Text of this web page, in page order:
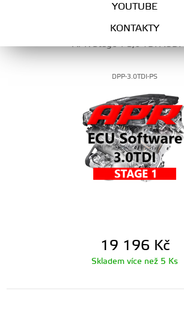
YOUTUBE
KONTAKTY
APR Stage 1 3,0 TDI AUDI
DPP-3.0TDI-PS
19 196 Kč
Skladem více než 5 Ks